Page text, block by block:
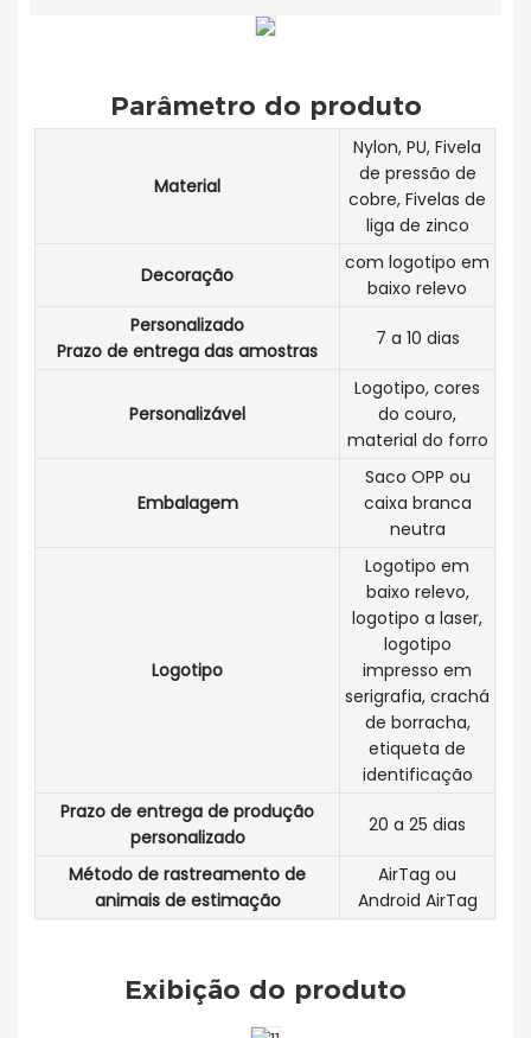
Parâmetro do produto
Material
Nylon, PU, ​​Fivela
de pressão de
cobre, Fivelas de
liga de zinco
Decoração
com logotipo em
baixo relevo
Personalizado
Prazo de entrega das amostras
7 a 10 dias
Personalizável
Logotipo, cores
do couro,
material do forro
Embalagem
Saco OPP ou
caixa branca
neutra
Logotipo
Logotipo em
baixo relevo,
logotipo a laser,
logotipo
impresso em
serigrafia, crachá
de borracha,
etiqueta de
identificação
Prazo de entrega de produção
personalizado
20 a 25 dias
Método de rastreamento de
animais de estimação
AirTag ou
Android AirTag
Exibição do produto